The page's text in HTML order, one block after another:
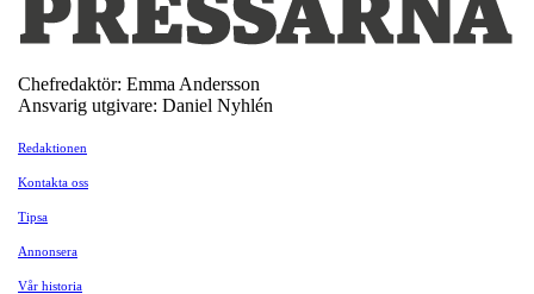
Chefredaktör: Emma Andersson
Ansvarig utgivare: Daniel Nyhlén
Redaktionen
Kontakta oss
Tipsa
Annonsera
Vår historia